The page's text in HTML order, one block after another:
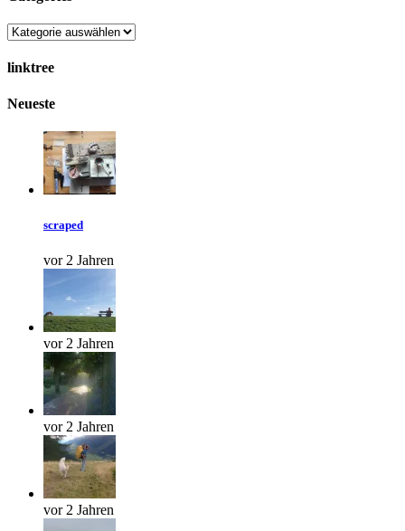
Categories
linktree
Neueste
scraped
vor 2 Jahren
vor 2 Jahren
vor 2 Jahren
vor 2 Jahren